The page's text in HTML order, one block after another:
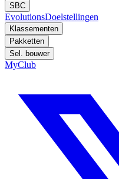
SBC
EvolutionsDoelstellingen
Klassementen
Pakketten
Sel. bouwer
MyClub